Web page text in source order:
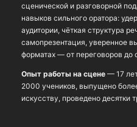
сценической и разговорной
навыков сильного оратора:
аудитории, чёткая структура
самопрезентация, уверенное
форматах — от переговоров до
Опыт работы на сцене — 17
2000 учеников, выпущено
искусству, проведено десятки